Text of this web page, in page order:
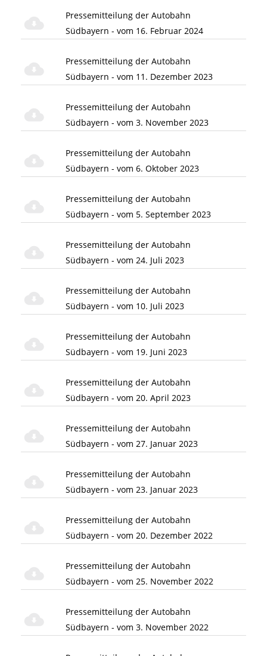
Pressemitteilung der Autobahn
Südbayern - vom 16. Februar 2024
Pressemitteilung der Autobahn
Südbayern - vom 11. Dezember 2023
Pressemitteilung der Autobahn
Südbayern - vom 3. November 2023
Pressemitteilung der Autobahn
Südbayern - vom 6. Oktober 2023
Pressemitteilung der Autobahn
Südbayern - vom 5. September 2023
Pressemitteilung der Autobahn
Südbayern - vom 24. Juli 2023
Pressemitteilung der Autobahn
Südbayern - vom 10. Juli 2023
Pressemitteilung der Autobahn
Südbayern - vom 19. Juni 2023
Pressemitteilung der Autobahn
Südbayern - vom 20. April 2023
Pressemitteilung der Autobahn
Südbayern - vom 27. Januar 2023
Pressemitteilung der Autobahn
Südbayern - vom 23. Januar 2023
Pressemitteilung der Autobahn
Südbayern - vom 20. Dezember 2022
Pressemitteilung der Autobahn
Südbayern - vom 25. November 2022
Pressemitteilung der Autobahn
Südbayern - vom 3. November 2022